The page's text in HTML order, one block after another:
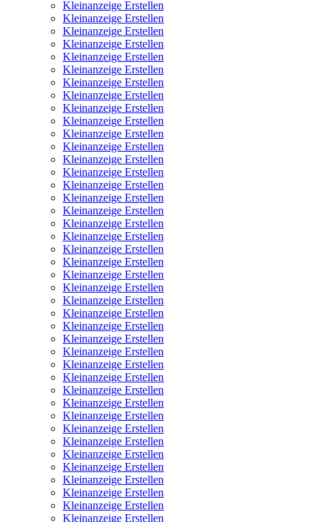
Kleinanzeige Erstellen
Kleinanzeige Erstellen
Kleinanzeige Erstellen
Kleinanzeige Erstellen
Kleinanzeige Erstellen
Kleinanzeige Erstellen
Kleinanzeige Erstellen
Kleinanzeige Erstellen
Kleinanzeige Erstellen
Kleinanzeige Erstellen
Kleinanzeige Erstellen
Kleinanzeige Erstellen
Kleinanzeige Erstellen
Kleinanzeige Erstellen
Kleinanzeige Erstellen
Kleinanzeige Erstellen
Kleinanzeige Erstellen
Kleinanzeige Erstellen
Kleinanzeige Erstellen
Kleinanzeige Erstellen
Kleinanzeige Erstellen
Kleinanzeige Erstellen
Kleinanzeige Erstellen
Kleinanzeige Erstellen
Kleinanzeige Erstellen
Kleinanzeige Erstellen
Kleinanzeige Erstellen
Kleinanzeige Erstellen
Kleinanzeige Erstellen
Kleinanzeige Erstellen
Kleinanzeige Erstellen
Kleinanzeige Erstellen
Kleinanzeige Erstellen
Kleinanzeige Erstellen
Kleinanzeige Erstellen
Kleinanzeige Erstellen
Kleinanzeige Erstellen
Kleinanzeige Erstellen
Kleinanzeige Erstellen
Kleinanzeige Erstellen
Kleinanzeige Erstellen